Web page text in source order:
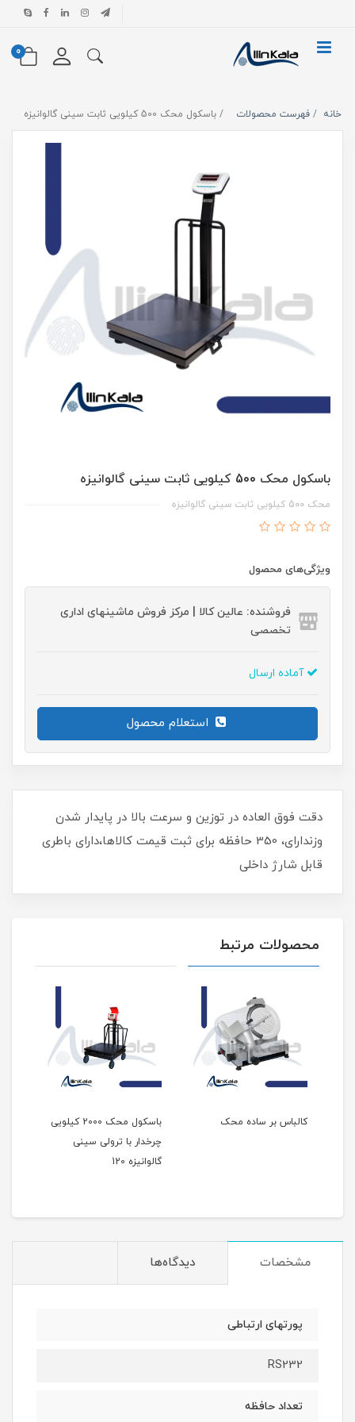
0
خانه فهرست محصولات باسکول محک 500 کیلویی ثابت سینی گالوانیزه
باسکول محک 500 کیلویی ثابت سینی گالوانیزه
محک 500 کیلویی ثابت سینی گالوانیزه
ویژگی‌های محصول
فروشنده: عالین کالا | مرکز فروش ماشینهای اداری
تخصصی
آماده ارسال
دقت فوق العاده در توزین و سرعت بالا در پایدار شدن
وزندارای، 350 حافظه برای ثبت قیمت کالاها،دارای باطری
قابل شارژ داخلی
محصولات مرتبط
کالباس بر ساده محک
باسکول محک 2000 کیلویی
چرخدار با ترولی سینی
گالوانیزه 120
مشخصات دیدگاه‌ها
پورتهای ارتباطی
RS232
تعداد حافظه